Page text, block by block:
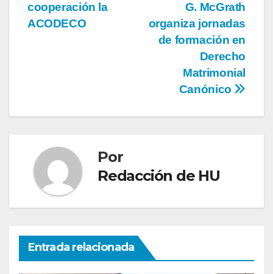
G. McGrath
organiza jornadas
de formación en
Derecho
Matrimonial
Canónico
cooperación la
ACODECO
Por
Redacción de HU
Entrada relacionada